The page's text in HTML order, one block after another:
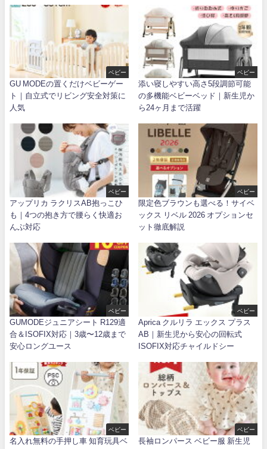
ベビー
GU MODEの置くだけベビーゲー
ト｜自立式でリビング安全対策に
人気
ベビー
添い寝しやすい高さ5段調節可能
の多機能ベビーベッド｜新生児か
ら24ヶ月まで活躍
ベビー
アップリカ ラクリスAB抱っこひ
も｜4つの抱き方で腰らく快適お
んぶ対応
ベビー
限定色ブラウンも選べる！サイベ
ックス リベル 2026 オプションセ
ット徹底解説
ベビー
GUMODEジュニアシート R129適
合＆ISOFIX対応｜3歳〜12歳まで
安心ロングユース
ベビー
Aprica クルリラ エックス プラス
AB｜新生児から安心の回転式
ISOFIX対応チャイルドシー
ベビー
名入れ無料の手押し車 知育玩具ベ
ベビー
長袖ロンパース ベビー服 新生児